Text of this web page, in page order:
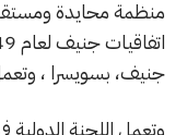
منظمة محايدة
جنيف، بسويسرا ، وتعمل في أكثر من